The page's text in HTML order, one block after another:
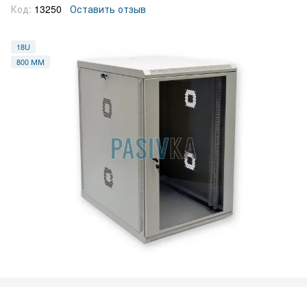
Код: 13250 Оставить отзыв
18U
800 ММ